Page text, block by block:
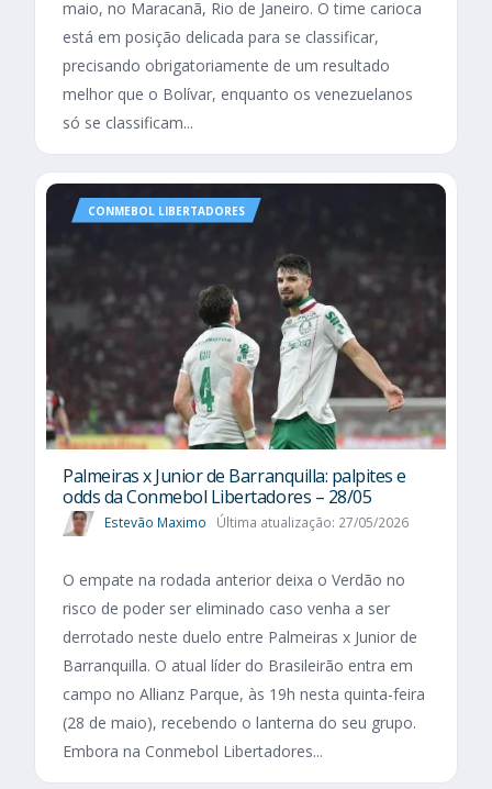
maio, no Maracanã, Rio de Janeiro. O time carioca
está em posição delicada para se classificar,
precisando obrigatoriamente de um resultado
melhor que o Bolívar, enquanto os venezuelanos
só se classificam...
CONMEBOL LIBERTADORES
Palmeiras x Junior de Barranquilla: palpites e
odds da Conmebol Libertadores – 28/05
Estevão Maximo Última atualização: 27/05/2026
O empate na rodada anterior deixa o Verdão no
risco de poder ser eliminado caso venha a ser
derrotado neste duelo entre Palmeiras x Junior de
Barranquilla. O atual líder do Brasileirão entra em
campo no Allianz Parque, às 19h nesta quinta-feira
(28 de maio), recebendo o lanterna do seu grupo.
Embora na Conmebol Libertadores...